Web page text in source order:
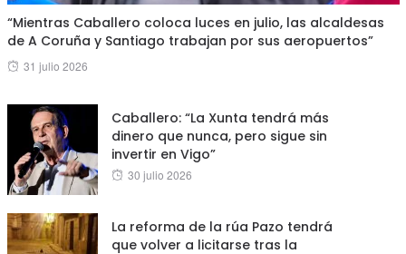
“Mientras Caballero coloca luces en julio, las alcaldesas
de A Coruña y Santiago trabajan por sus aeropuertos”
Posted
31 julio 2026
Caballero: “La Xunta tendrá más
dinero que nunca, pero sigue sin
invertir en Vigo”
Posted
30 julio 2026
La reforma de la rúa Pazo tendrá
que volver a licitarse tras la